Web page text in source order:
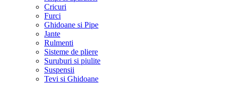
Cricuri
Furci
Ghidoane si Pipe
Jante
Rulmenti
Sisteme de pliere
Suruburi si piulite
Suspensii
Tevi si Ghidoane